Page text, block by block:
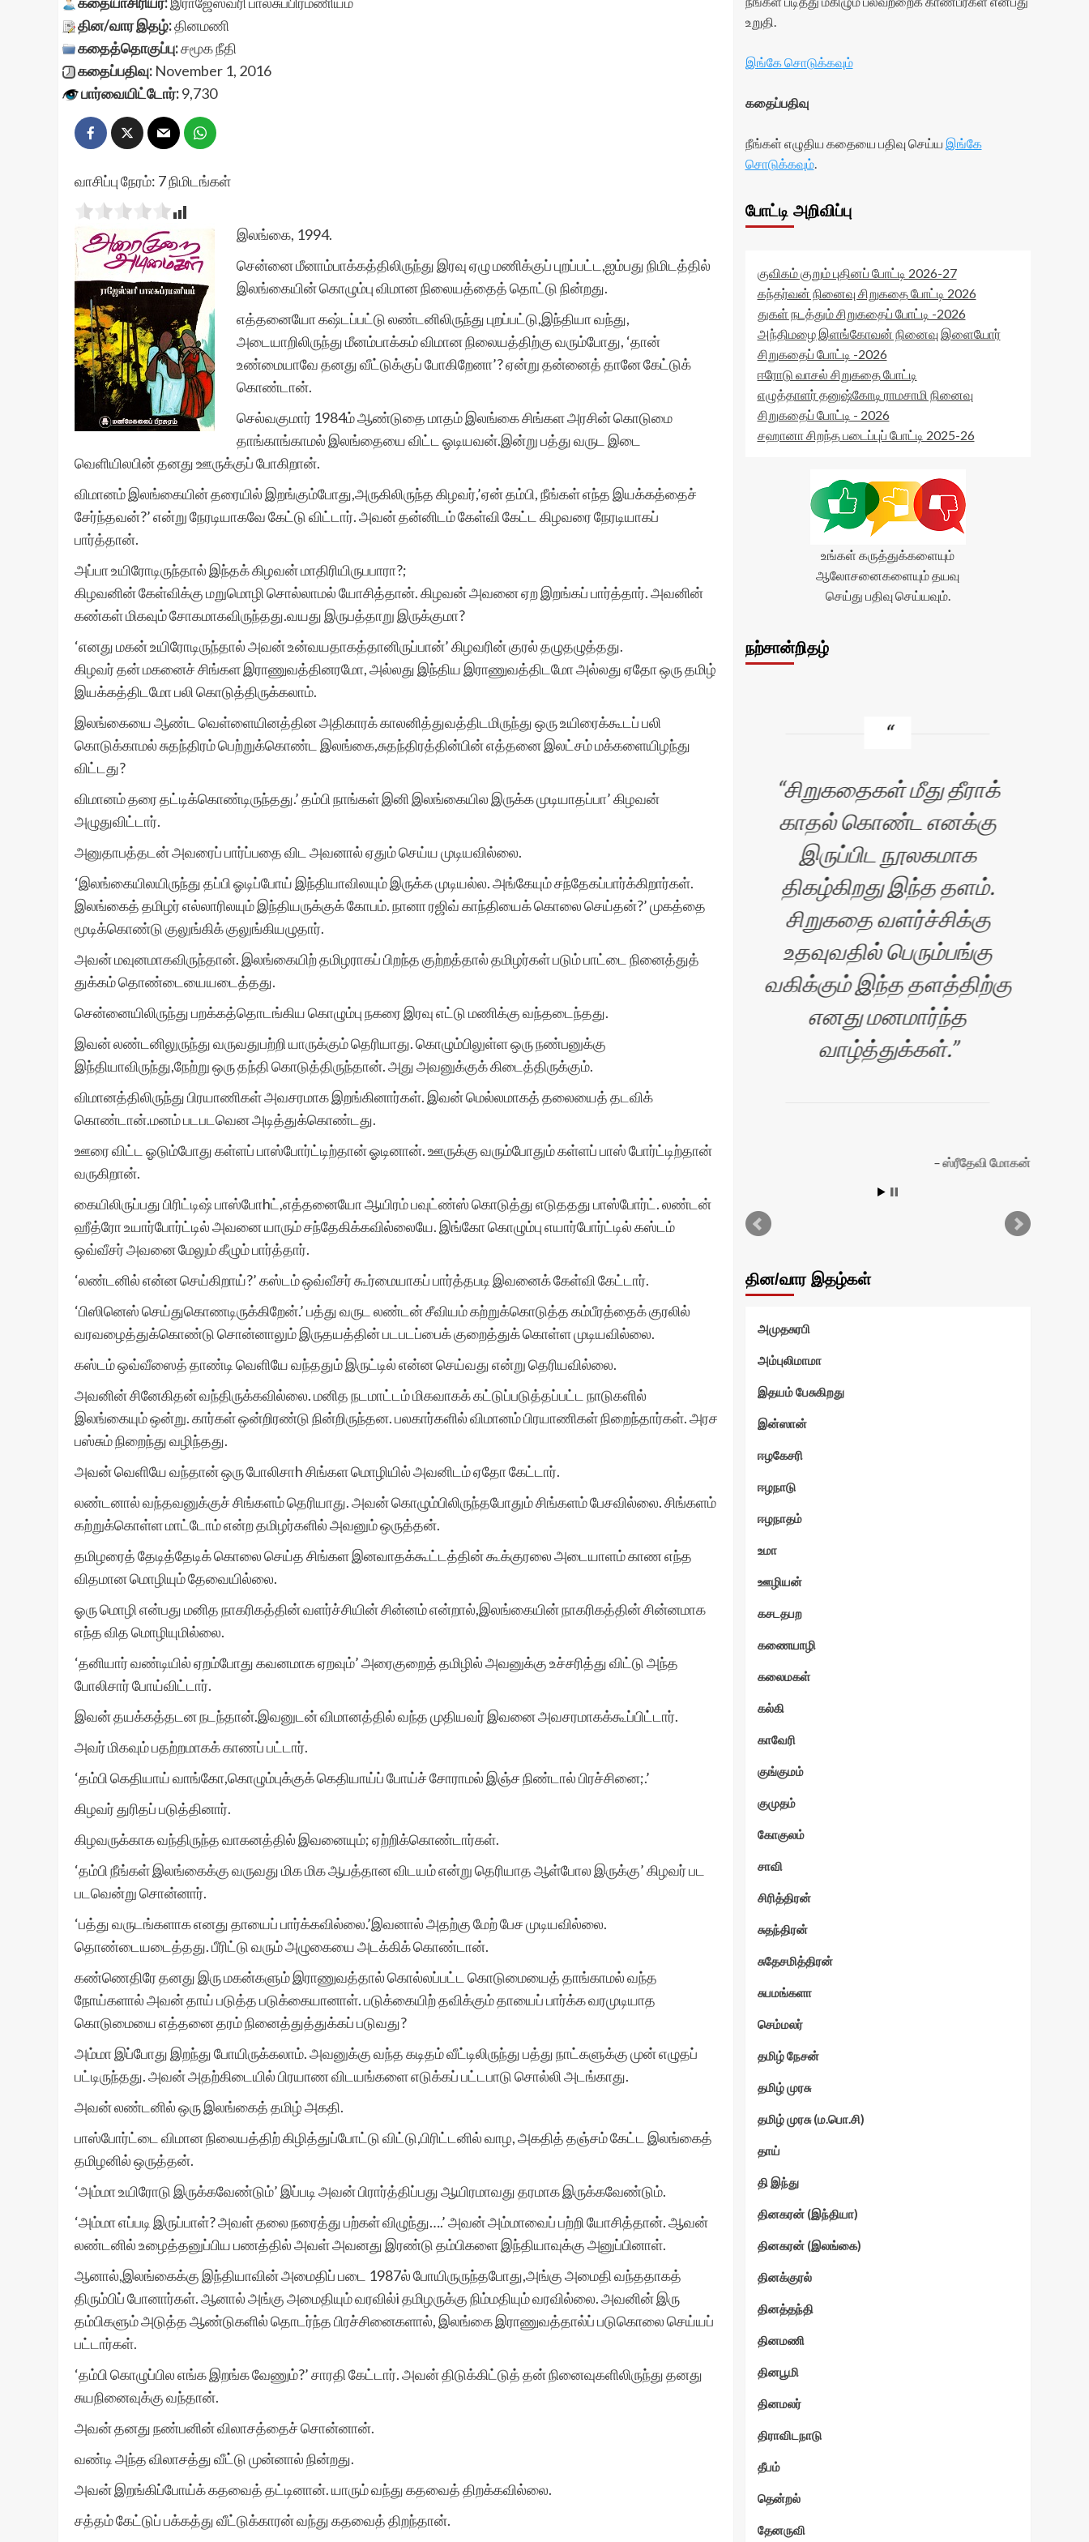
தின/வார இதழ்:தினமணி
கதைத்தொகுப்பு:சமூக நீதி
கதைப்பதிவு: November 1, 2016
பார்வையிட்டோர்:9,730
வாசிப்பு நேரம்: 7நிமிடங்கள்
இலங்கை, 1994.
சென்னை மீனாம்பாக்கத்திலிருந்து இரவு ஏழு மணிக்குப் புறப்பட்ட,ஐம்பது நிமிடத்தில்
இலங்கையின் கொழும்பு விமான நிலையத்தைத் தொட்டு நின்றது.
எத்தனையோ கஷ்டப்பட்டு லண்டனிலிருந்து புறப்பட்டு,இந்தியா வந்து,
அடையாறிலிருந்து மீனம்பாக்கம் விமான நிலையத்திற்கு வரும்போது, ‘தான்
உண்மையாவே தனது வீட்டுக்குப் போகிறேனா’? ஏன்று தன்னைத் தானே கேட்டுக்
கொண்டான்.
செல்வகுமார் 1984ம் ஆண்டுதை மாதம் இலங்கை சிங்கள அரசின் கொடுமை
தாங்காங்காமல் இலங்தையை விட்ட ஓடியவன்.இன்று பத்து வருட இடை
வெளியிலபின் தனது ஊருக்குப் போகிறான்.
விமானம் இலங்கையின் தரையில் இறங்கும்போது,அருகிலிருந்த கிழவர்,’ஏன் தம்பி, நீங்கள் எந்த இயக்கத்தைச்
சேர்ந்தவன்?’ என்று நேரடியாகவே கேட்டு விட்டார். அவன் தன்னிடம் கேள்வி கேட்ட கிழவரை நேரடியாகப்
பார்த்தான்.
அப்பா உயிரோடிருந்தால் இந்தக் கிழவன் மாதிரியிருபபாரா?;
கிழவனின் கேள்விக்கு மறுமொழி சொல்லாமல் யோசித்தான். கிழவன் அவனை ஏற இறங்கப் பார்த்தார். அவனின்
கண்கள் மிகவும் சோகமாகவிருந்தது.வயது இருபத்தாறு இருக்குமா?
‘எனது மகன் உயிரோடிருந்தால் அவன் உன்வயதாகத்தானிருப்பான்’ கிழவரின் குரல் தழுதழுத்தது.
கிழவர் தன் மகனைச் சிங்கள இராணுவத்தினரமோ, அல்லது இந்திய இராணுவத்திடமோ அல்லது ஏதோ ஒரு தமிழ்
இயக்கத்திடமோ பலி கொடுத்திருக்கலாம்.
இலங்கையை ஆண்ட வெள்ளையினத்தின அதிகாரக் காலனித்துவத்திடமிருந்து ஒரு உயிரைக்கூடப் பலி
கொடுக்காமல் சுதந்திரம் பெற்றுக்கொண்ட இலங்கை,சுதந்திரத்தின்பின் எத்தனை இலட்சம் மக்களையிழந்து
விட்டது?
விமானம் தரை தட்டிக்கொண்டிருந்தது.’ தம்பி நாங்கள் இனி இலங்கையில இருக்க முடியாதப்பா’ கிழவன்
அழுதுவிட்டார்.
அனுதாபத்தடன் அவரைப் பார்ப்பதை விட அவனால் ஏதும் செய்ய முடியவில்லை.
‘இலங்கையிலயிருந்து தப்பி ஓடிப்போய் இந்தியாவிலயும் இருக்க முடியல்ல. அங்கேயும் சந்தேகப்பார்க்கிறார்கள்.
இலங்கைத் தமிழர் எல்லாரிலயும் இந்தியருக்குக் கோபம். நானா ரஜிவ் காந்தியைக் கொலை செய்தன்?’ முகத்தை
மூடிக்கொண்டு குலுங்கிக் குலுங்கியழுதார்.
அவன் மவுனமாகவிருந்தான். இலங்கையிற் தமிழராகப் பிறந்த குற்றத்தால் தமிழர்கள் படும் பாட்டை நினைத்துத்
துக்கம் தொண்டையையடைத்தது.
சென்னையிலிருந்து பறக்கத்தொடங்கிய கொழும்பு நகரை இரவு எட்டு மணிக்கு வந்தடைந்தது.
இவன் லண்டனிலுருந்து வருவதுபற்றி யாருக்கும் தெரியாது. கொழும்பிலுள்ள ஒரு நண்பனுக்கு
இந்தியாவிருந்து,நேற்று ஒரு தந்தி கொடுத்திருந்தான். அது அவனுக்குக் கிடைத்திருக்கும்.
விமானத்திலிருந்து பிரயாணிகள் அவசரமாக இறங்கினார்கள். இவன் மெல்லமாகத் தலையைத் தடவிக்
கொண்டான்.மனம் படபடவென அடித்துக்கொண்டது.
ஊரை விட்ட ஓடும்போது கள்ளப் பாஸ்போர்ட்டிற்தான் ஓடினான். ஊருக்கு வரும்போதும் கள்ளப் பாஸ் போர்ட்டிற்தான்
வருகிறான்.
கையிலிருப்பது பிரிட்டிஷ் பாஸ்போhட்,எத்தனையோ ஆயிரம் பவுட்ண்ஸ் கொடுத்து எடுததது பாஸ்போர்ட். லண்டன்
ஹீத்ரோ உயார்போர்ட்டில் அவனை யாரும் சந்தேகிக்கவில்லையே. இங்கோ கொழும்பு எயார்போர்ட்டில் கஸ்டம்
ஒவ்வீசர் அவனை மேலும் கீழும் பார்த்தார்.
‘லண்டனில் என்ன செய்கிறாய்?’ கஸ்டம் ஒவ்வீசர் கூர்மையாகப் பார்த்தபடி இவனைக் கேள்வி கேட்டார்.
‘பிஸினெஸ் செய்துகொணடிருக்கிறேன்.’ பத்து வருட லண்டன் சீவியம் கற்றுக்கொடுத்த கம்பீரத்தைக் குரலில்
வரவழைத்துக்கொண்டு சொன்னாலும் இருதயத்தின் படபடப்பைக் குறைத்துக் கொள்ள முடியவில்லை.
கஸ்டம் ஒவ்வீஸைத் தாண்டி வெளியே வந்ததும் இருட்டில் என்ன செய்வது என்று தெரியவில்லை.
அவனின் சினேகிதன் வந்திருக்கவில்லை. மனித நடமாட்டம் மிகவாகக் கட்டுப்படுத்தப்பட்ட நாடுகளில்
இலங்கையும் ஒன்று. கார்கள் ஒன்றிரண்டு நின்றிருந்தன. பலகார்களில் விமானம் பிரயாணிகள் நிறைந்தார்கள். அரச
பஸ்சும் நிறைந்து வழிந்தது.
அவன் வெளியே வந்தான் ஒரு போலிசாh சிங்கள மொழியில் அவனிடம் ஏதோ கேட்டார்.
லண்டனால் வந்தவனுக்குச் சிங்களம் தெரியாது. அவன் கொழும்பிலிருந்தபோதும் சிங்களம் பேசவில்லை. சிங்களம்
கற்றுக்கொள்ள மாட்டோம் என்ற தமிழர்களில் அவனும் ஒருத்தன்.
தமிழரைத் தேடித்தேடிக் கொலை செய்த சிங்கள இனவாதக்கூட்டத்தின் கூக்குரலை அடையாளம் காண எந்த
விதமான மொழியும் தேவையில்லை.
ஓரு மொழி என்பது மனித நாகரிகத்தின் வளர்ச்சியின் சின்னம் என்றால்,இலங்கையின் நாகரிகத்தின் சின்னமாக
எந்த வித மொழியுமில்லை.
‘தனியார் வண்டியில் ஏறம்போது கவனமாக ஏறவும்’ அரைகுறைத் தமிழில் அவனுக்கு உச்சரித்து விட்டு அந்த
போலிசார் போய்விட்டார்.
இவன் தயக்கத்தடன நடந்தான்.இவனுடன் விமானத்தில் வந்த முதியவர் இவனை அவசரமாகக்கூப்பிட்டார்.
அவர் மிகவும் பதற்றமாகக் காணப் பட்டார்.
‘தம்பி கெதியாய் வாங்கோ,கொழும்புக்குக் கெதியாய்ப் போய்ச் சோராமல் இஞ்ச நிண்டால் பிரச்சினை;.’
கிழவர் துரிதப் படுத்தினார்.
கிழவருக்காக வந்திருந்த வாகனத்தில் இவனையும்; ஏற்றிக்கொண்டார்கள்.
‘தம்பி நீங்கள் இலங்கைக்கு வருவது மிக மிக ஆபத்தான விடயம் என்று தெரியாத ஆள்போல இருக்கு’ கிழவர் பட
படவென்று சொன்னார்.
‘பத்து வருடங்களாக எனது தாயைப் பார்க்கவில்லை.’இவனால் அதற்கு மேற் பேச முடியவில்லை.
தொண்டையடைத்தது. பீரிட்டு வரும் அழுகையை அடக்கிக் கொண்டான்.
கண்ணெதிரே தனது இரு மகன்களும் இராணுவத்தால் கொல்லப்பட்ட கொடுமையைத் தாங்காமல் வந்த
நோய்களால் அவன் தாய் படுத்த படுக்கையானாள். படுக்கையிற் தவிக்கும் தாயைப் பார்க்க வரமுடியாத
கொடுமையை எத்தனை தரம் நினைத்துத்துக்கப் படுவது?
அம்மா இப்போது இறந்து போயிருக்கலாம். அவனுக்கு வந்த கடிதம் வீட்டிலிருந்து பத்து நாட்களுக்கு முன் எழுதப்
பட்டிருந்தது. அவன் அதற்கிடையில் பிரயாண விடயங்களை எடுக்கப் பட்டபாடு சொல்லி அடங்காது.
அவன் லண்டனில் ஒரு இலங்கைத் தமிழ் அகதி.
பாஸ்போர்ட்டை விமான நிலையத்திற் கிழித்துப்போட்டு விட்டு,பிரிட்டனில் வாழ, அகதித் தஞ்சம் கேட்ட இலங்கைத்
தமிழனில் ஒருத்தன்.
‘அம்மா உயிரோடு இருக்கவேண்டும்’ இப்படி அவன் பிரார்த்திப்பது ஆயிரமாவது தரமாக இருக்கவேண்டும்.
‘அம்மா எப்படி இருப்பாள்? அவள் தலை நரைத்து பற்கள் விழுந்து….’ அவன் அம்மாவைப் பற்றி யோசித்தான். ஆவன்
லண்டனில் உழைத்தனுப்பிய பணத்தில் அவள் அவனது இரண்டு தம்பிகளை இந்தியாவுக்கு அனுப்பினாள்.
ஆனால்,இலங்கைக்கு இந்தியாவின் அமைதிப் படை 1987ல் போயிருருந்தபோது,அங்கு அமைதி வந்ததாகத்
திரும்பிப் போனார்கள். ஆனால் அங்கு அமைதியும் வரவில்i தமிழருக்கு நிம்மதியும் வரவில்லை. அவனின் இரு
தம்பிகளும் அடுத்த ஆண்டுகளில் தொடர்ந்த பிரச்சினைகளால், இலங்கை இராணுவத்தால்ப் படுகொலை செய்யப்
பட்டார்கள்.
‘தம்பி கொழுப்பில எங்க இறங்க வேணும்?’ சாரதி கேட்டார். அவன் திடுக்கிட்டுத் தன் நினைவுகளிலிருந்து தனது
சுயநினைவுக்கு வந்தான்.
அவன் தனது நண்பனின் விலாசத்தைச் சொன்னான்.
வண்டி அந்த விலாசத்து வீட்டு முன்னால் நின்றது.
அவன் இறங்கிப்போய்க் கதவைத் தட்டினான். யாரும் வந்து கதவைத் திறக்கவில்லை.
சத்தம் கேட்டுப் பக்கத்து வீட்டுக்காரன் வந்து கதவைத் திறந்தான்.
உறுதி.
இங்கே சொடுக்கவும்
கதைப்பதிவு
நீங்கள் எழுதிய கதையை பதிவு செய்ய இங்கே
சொடுக்கவும்.
போட்டி அறிவிப்பு
குவிகம் குறும் புதினப் போட்டி 2026-27
கந்தர்வன் நினைவு சிறுகதை போட்டி 2026
துகள் நடத்தும் சிறுகதைப் போட்டி -2026
அந்திமழை இளங்கோவன் நினைவு இளையோர்
சிறுகதைப் போட்டி -2026
ஈரோடு வாசல் சிறுகதை போட்டி
எழுத்தாளர் தனுஷ்கோடி ராமசாமி நினைவு
சிறுகதைப் போட்டி - 2026
சஹானா சிறந்த படைப்புப் போட்டி 2025-26
உங்கள் கருத்துக்களையும்
ஆலோசனைகளையும் தயவு
செய்து பதிவு செய்யவும்.
நற்சான்றிதழ்
சுயமாக ஏற்படும்
மனிதர்களுக்கு வாழ்க்கை
அனுபவங்கள் மூலம் நிறைய
எண்ணங்களையும், மனதில்
பதியும் அளவுக்கு சில
உண்டாக்குகிறது.
இவைகளை எழுத்து
வடிவில் கொண்டு வர என்
போன்ற சிலர்
ஆசைப்படுவார்கள்.ஆனால்
எழுதுவதை விட சில
கற்பனைகள் சேர்ந்த கதை
வடிவில் எழுத விழையும்
எனைப் போன்றவர்களுக்கு
ஆதரவு அளித்து ஒரு
இணையதள மேடை
அமைத்து தந்திருக்கும்
அதற்கு துணை இருப்போர்
அத்துணை பேருக்கும் என்
அவர்கள் இப்பணியில்
மேலும் பல உயர்வுகளையும்,
ஆண்டவனை
வாழ்த்துகள்.
சிறுகதைகள் மீது தீராக்
காதல் கொண்ட எனக்கு
இருப்பிட நூலகமாக
திகழ்கிறது இந்த தளம்.
சிறுகதை வளர்ச்சிக்கு
உதவுவதில் பெரும்பங்கு
வகிக்கும் இந்த தளத்திற்கு
எனது மனமார்ந்த
வாழ்த்துக்கள்.
ஸ்ரீதேவி மோகன்
தின/வார இதழ்கள்
அமுதசுரபி
அம்புலிமாமா
இதயம் பேசுகிறது
இன்ஸான்
ஈழகேசரி
ஈழநாடு
ஈழநாதம்
உமா
ஊழியன்
கசடதபற
கணையாழி
கலைமகள்
கல்கி
காவேரி
குங்குமம்
குமுதம்
கோகுலம்
சாவி
சிரித்திரன்
சுதந்திரன்
சுதேசமித்திரன்
சுபமங்களா
செம்மலர்
தமிழ் நேசன்
தமிழ் முரசு
தமிழ் முரசு (ம.பொ.சி)
தாய்
தி இந்து
தினகரன் (இந்தியா)
தினகரன் (இலங்கை)
தினக்குரல்
தினத்தந்தி
தினமணி
தினபூமி
தினமலர்
திராவிடநாடு
தீபம்
தென்றல்
தேனருவி